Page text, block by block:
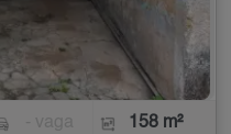
158 m²